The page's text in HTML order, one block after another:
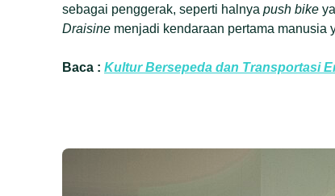
sebagai penggerak, seperti halnya push bike
Draisine menjadi kendaraan pertama manusia
Baca : Kultur Bersepeda dan Transportasi